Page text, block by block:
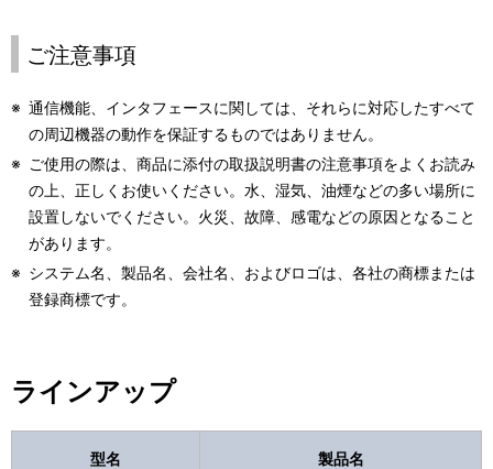
ご注意事項
※ 通信機能、インタフェースに関しては、それらに対応したすべて
の周辺機器の動作を保証するものではありません。
※ ご使用の際は、商品に添付の取扱説明書の注意事項をよくお読み
の上、正しくお使いください。水、湿気、油煙などの多い場所に
設置しないでください。火災、故障、感電などの原因となること
があります。
※ システム名、製品名、会社名、およびロゴは、各社の商標または
登録商標です。
ラインアップ
型名 製品名